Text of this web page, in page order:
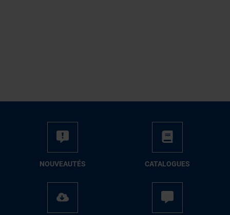
NOUVEAUTÉS CATALOGUES